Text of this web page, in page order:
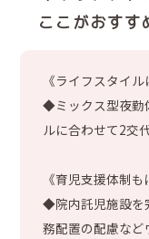
ここがおすす
《ライフスタイ
◆ミックス型夜勤
ルに合わせて2交
《育児支援体制も
◆院内託児施設を
務配置の配慮な